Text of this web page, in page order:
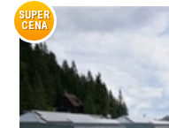
SUPER
CENA